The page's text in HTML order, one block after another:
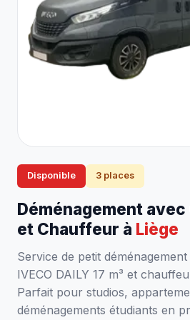
Disponible 3 places
Déménagement
et Chauffeur à Liège
Service de petit
IVECO DAILY 17 m³ et
Parfait pour studios,
déménagements étudiants en